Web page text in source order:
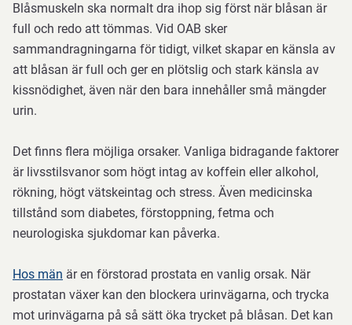
Blåsmuskeln ska normalt dra ihop sig först när blåsan är
full och redo att tömmas. Vid OAB sker
sammandragningarna för tidigt, vilket skapar en känsla av
att blåsan är full och ger en plötslig och stark känsla av
kissnödighet, även när den bara innehåller små mängder
urin.
Det finns flera möjliga orsaker. Vanliga bidragande faktorer
är livsstilsvanor som högt intag av koffein eller alkohol,
rökning, högt vätskeintag och stress. Även medicinska
tillstånd som diabetes, förstoppning, fetma och
neurologiska sjukdomar kan påverka.
Hos män är en förstorad prostata en vanlig orsak. När
prostatan växer kan den blockera urinvägarna, och trycka
mot urinvägarna på så sätt öka trycket på blåsan. Det kan
justera
vätskeintag
och
kost
behov
gå
ner
vikt
sluta
röka